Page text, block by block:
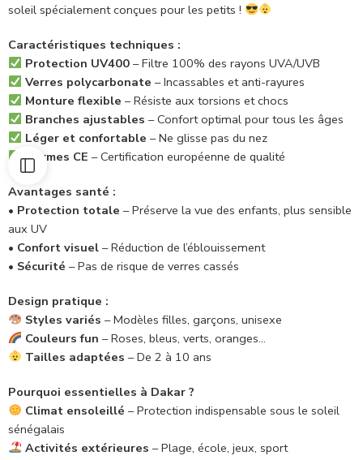
soleil spécialement conçues pour les petits !
Caractéristiques techniques :
Protection UV400– Filtre 100% des rayons UVA/UVB
Verres polycarbonate – Incassables et anti-rayures
Monture flexible – Résiste aux torsions et chocs
Branches ajustables – Confort optimal pour tous les âges
Léger et confortable – Ne glisse pas du nez
Normes CE – Certification européenne de qualité
Avantages santé :
• Protection totale – Préserve la vue des enfants, plus sensible
aux UV
• Confort visuel – Réduction de l’éblouissement
• Sécurité – Pas de risque de verres cassés
Design pratique :
Styles variés – Modèles filles, garçons, unisexe
Couleurs fun – Roses, bleus, verts, oranges…
Tailles adaptées – De 2 à 10 ans
Pourquoi essentielles à Dakar ?
Climat ensoleillé – Protection indispensable sous le soleil
sénégalais
Activités extérieures – Plage, école, jeux, sport